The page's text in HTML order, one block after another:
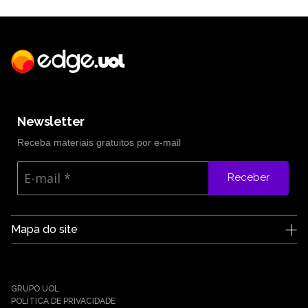
Newsletter
Receba materiais gratuitos por e-mail
Receber
Mapa do site
Notícias
GRUPO UOL
POLÍTICA DE PRIVACIDADE